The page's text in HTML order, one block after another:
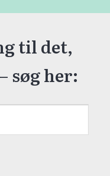
til det,
søg her: